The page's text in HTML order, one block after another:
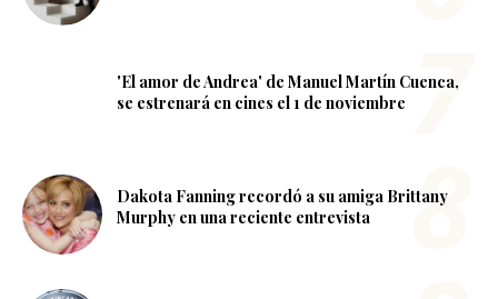
'El amor de Andrea' de Manuel Martín Cuenca,
se estrenará en cines el 1 de noviembre
Dakota Fanning recordó a su amiga Brittany
Murphy en una reciente entrevista